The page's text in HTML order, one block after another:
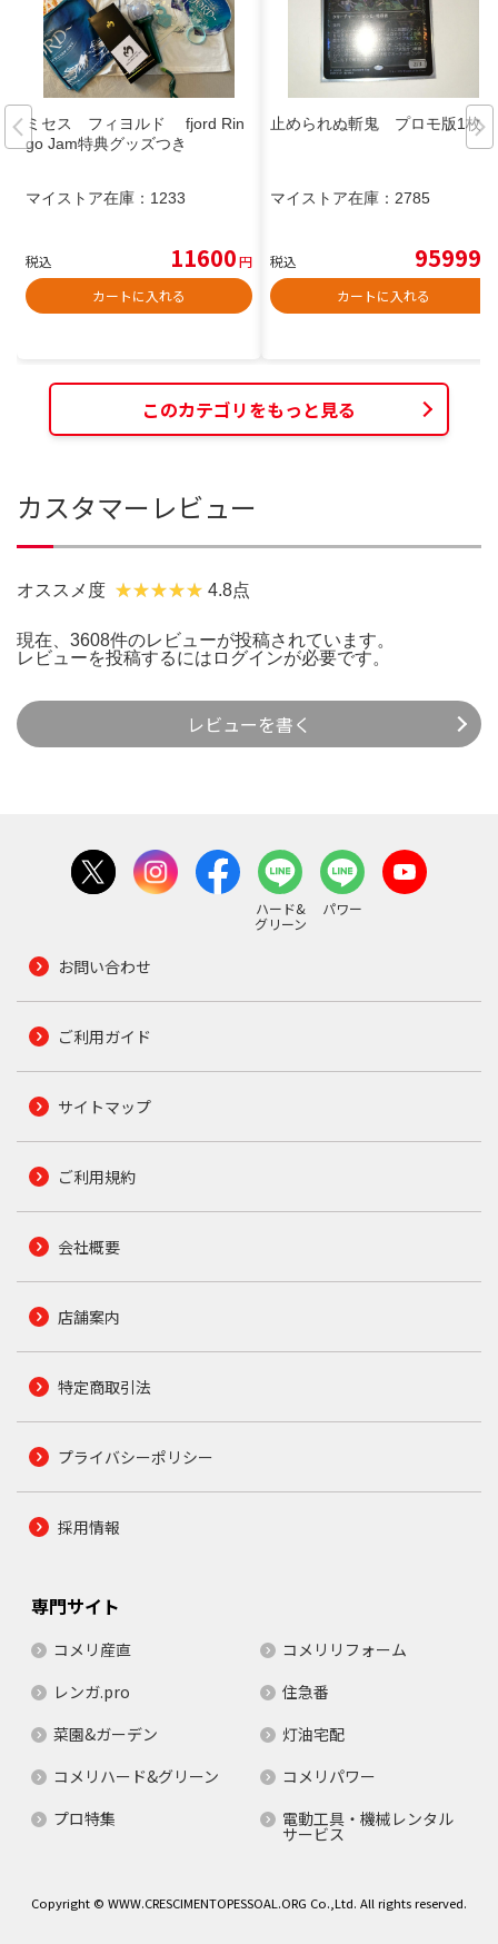
ミセス フィヨルド fjord Rin
go Jam特典グッズつき
マイストア在庫： 1233
税込 11600円
カートに入れる
止められぬ斬鬼 プロモ版1枚
マイストア在庫： 2785
税込 95999
カートに入れる
このカテゴリをもっと見る
カスタマーレビュー
オススメ度 4.8点
現在、3608件のレビューが投稿されています。
レビューを投稿するには ログインが必要です。
レビューを書く
ハード&
グリーン
パワー
お問い合わせ
ご利用ガイド
サイトマップ
ご利用規約
会社概要
店舗案内
特定商取引法
プライバシーポリシー
採用情報
専門サイト
コメリ産直
コメリリフォーム
レンガ.pro
住急番
菜園&ガーデン
灯油宅配
コメリハード&グリーン
コメリパワー
プロ特集
電動工具・機械レンタル
サービス
Copyright © WWW.CRESCIMENTOPESSOAL.ORG Co.,Ltd. All rights reserved.